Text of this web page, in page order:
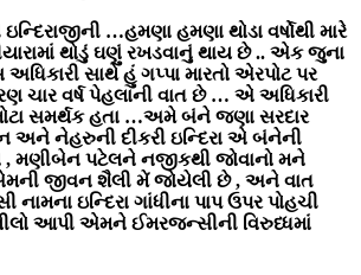
…હમણા હમણા થોડા વર્ષોથી મારે
થોડું ઘણું રખડવાનું થાય છે .. એક જુના
સાથે હું ગપ્પા મારતો એરપોટ પર
ચાર વર્ષ પેહલાની વાત છે … એ અધિકારી
મોટા સમર્થક હતા …અમે બંને જણા સરદાર
અને નેહરુની દીકરી ઇન્દિરા એ બંનેની
, મણીબેન પટેલને નજીકથી જોવાનો મને
જીવન શૈલી મેં જોયેલી છે , અને વાત
ઇન્દિરા ગાંધીના પાપ ઉપર પોહચી
આપી એમને ઈમરજન્સીની વિરુધ્ધમાં